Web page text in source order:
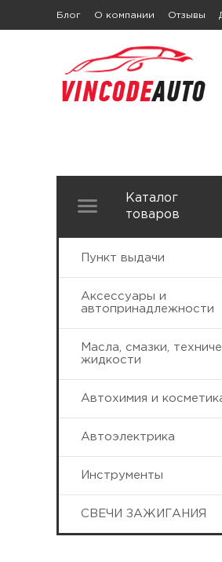
Блог О компании Отзывы
Каталог
товаров
Пункт выдачи
Аксессуары и
автопринадлежности
Масла, смазки,
жидкости
Автохимия и
Автоэлектрика
Инструменты
СВЕЧИ ЗАЖИГАНИЯ